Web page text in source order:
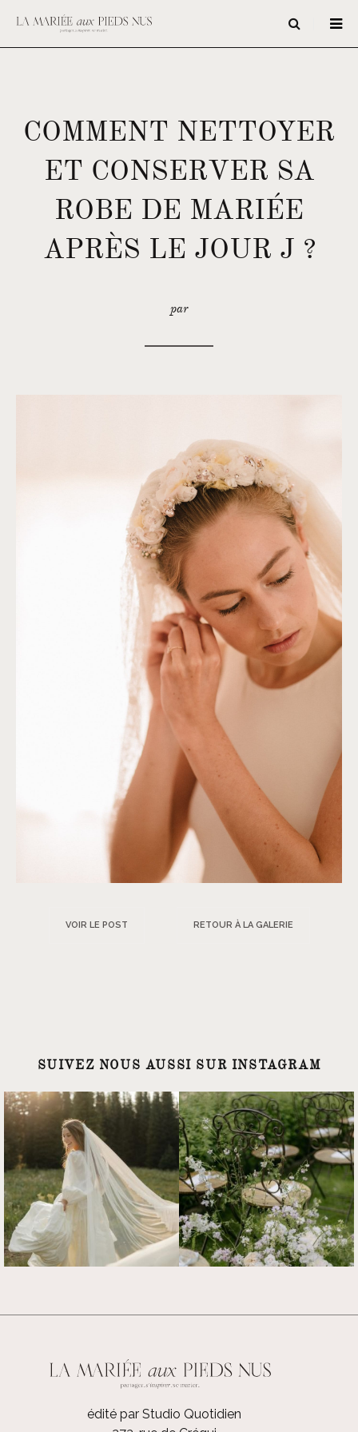
COMMENT NETTOYER
ET CONSERVER SA
ROBE DE MARIÉE
APRÈS LE JOUR J ?
par
VOIR LE POST RETOUR À LA GALERIE
SUIVEZ NOUS AUSSI SUR INSTAGRAM
édité par Studio Quotidien